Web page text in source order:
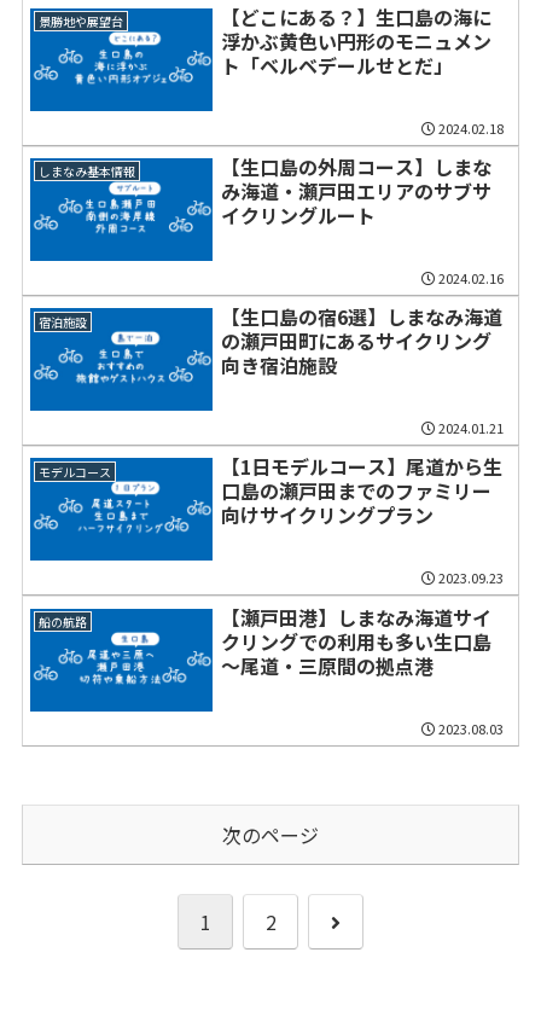
景勝地や展望台
【どこにある？】生口島の海に
浮かぶ黄色い円形のモニュメン
ト「ベルベデールせとだ」
2024.02.18
しまなみ基本情報
【生口島の外周コース】しまな
み海道・瀬戸田エリアのサブサ
イクリングルート
2024.02.16
宿泊施設
【生口島の宿6選】しまなみ海道
の瀬戸田町にあるサイクリング
向き宿泊施設
2024.01.21
モデルコース
【1日モデルコース】尾道から生
口島の瀬戸田までのファミリー
向けサイクリングプラン
2023.09.23
船の航路
【瀬戸田港】しまなみ海道サイ
クリングでの利用も多い生口島
～尾道・三原間の拠点港
2023.08.03
次のページ
1 2
次